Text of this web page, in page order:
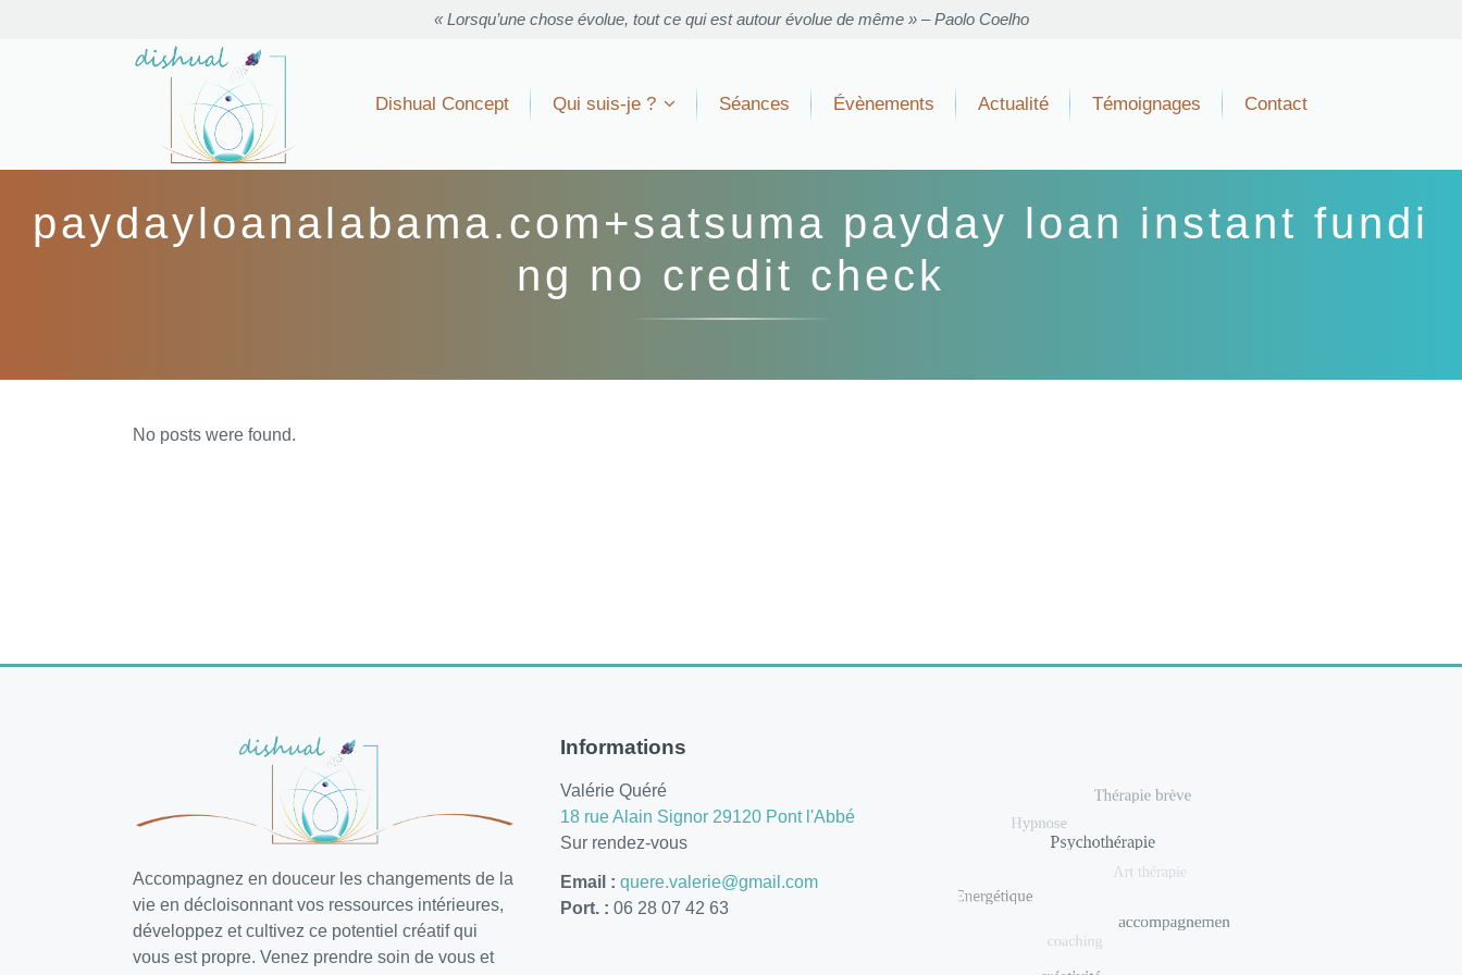
« Lorsqu’une chose évolue, tout ce qui est autour évolue de même » – Paolo Coelho
Dishual Concept Qui suis-je ? Séances Évènements Actualité Témoignages Contact
paydayloanalabama.com+satsuma payday loan instant fundi
ng no credit check
No posts were found.
Accompagnez en douceur les changements de la
vie en décloisonnant vos ressources intérieures,
développez et cultivez ce potentiel créatif qui
vous est propre. Venez prendre soin de vous et
Informations
Valérie Quéré
18 rue Alain Signor 29120 Pont l'Abbé
Sur rendez-vous
Email : quere.valerie@gmail.com
Port. : 06 28 07 42 63